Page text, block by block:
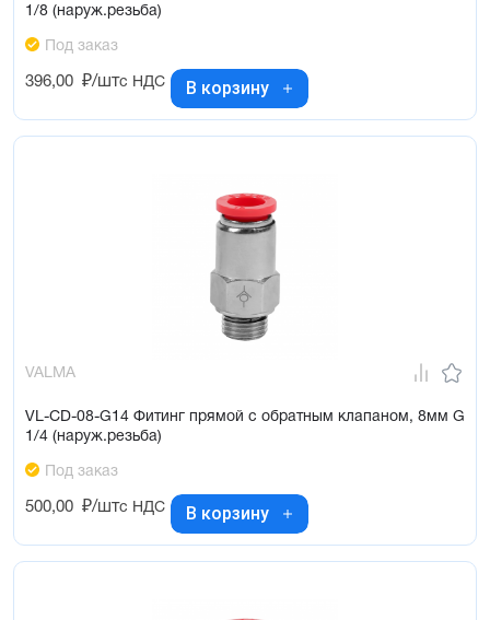
1/8 (наруж.резьба)
Под заказ
396,00 ₽/штс НДС В корзину
VALMA
VL-CD-08-G14 Фитинг прямой с обратным клапаном, 8мм G
1/4 (наруж.резьба)
Под заказ
500,00 ₽/штс НДС В корзину